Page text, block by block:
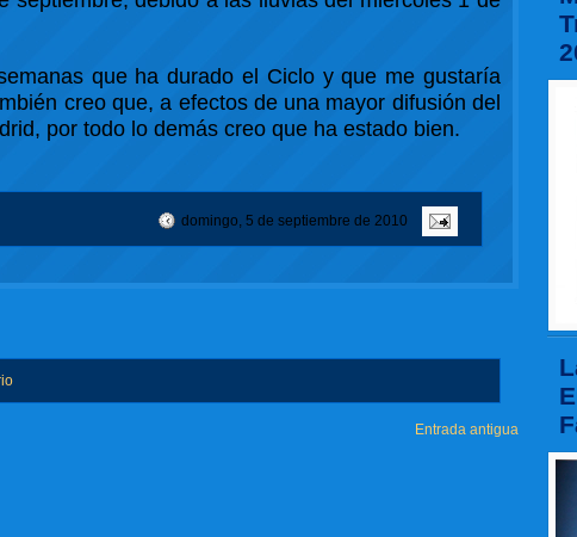
que ha durado el Ciclo y que me gustaría
creo que, a efectos de una mayor difusión del
por todo lo demás creo que ha estado bien.
domingo, 5 de septiembre de 2010
Entrada antigua